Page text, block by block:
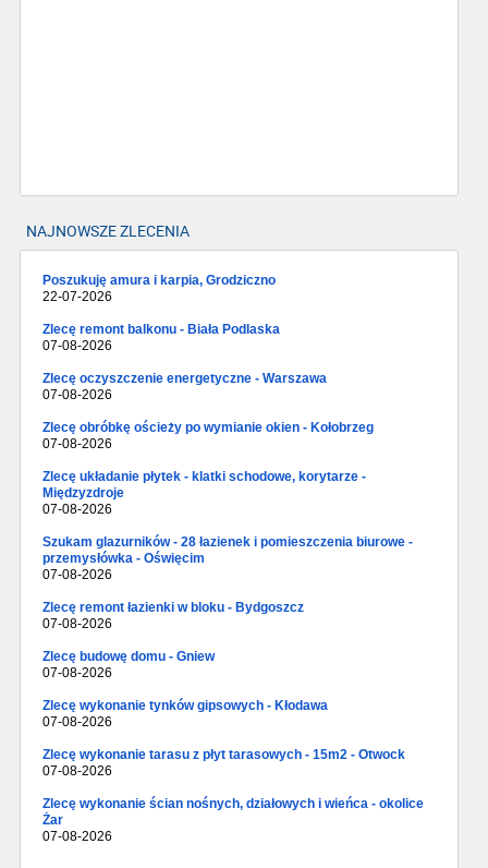
NAJNOWSZE ZLECENIA
Poszukuję amura i karpia, Grodziczno
22-07-2026
Zlecę remont balkonu - Biała Podlaska
07-08-2026
Zlecę oczyszczenie energetyczne - Warszawa
07-08-2026
Zlecę obróbkę ościeży po wymianie okien - Kołobrzeg
07-08-2026
Zlecę układanie płytek - klatki schodowe, korytarze -
Międzyzdroje
07-08-2026
Szukam glazurników - 28 łazienek i pomieszczenia biurowe -
przemysłówka - Oświęcim
07-08-2026
Zlecę remont łazienki w bloku - Bydgoszcz
07-08-2026
Zlecę budowę domu - Gniew
07-08-2026
Zlecę wykonanie tynków gipsowych - Kłodawa
07-08-2026
Zlecę wykonanie tarasu z płyt tarasowych - 15m2 - Otwock
07-08-2026
Zlecę wykonanie ścian nośnych, działowych i wieńca - okolice
Żar
07-08-2026